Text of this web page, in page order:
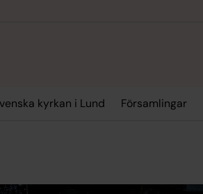
kyrkan i Lund Församlingar